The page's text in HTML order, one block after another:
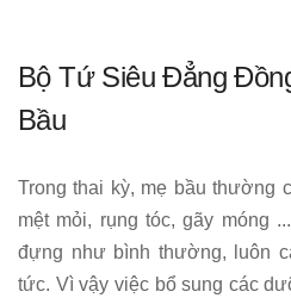
Bộ Tứ Siêu Đẳng
Bầu
Trong thai kỳ, mẹ bầu thường
mệt mỏi, rụng tóc, gãy móng
đựng như bình thường, luôn
tức. Vì vậy việc bổ sung các